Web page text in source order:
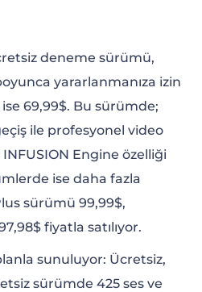
deneme sürümü,
yararlanmanıza izin
69,99$. Bu sürümde;
ile profesyonel video
Engine özelliği
ise daha fazla
sürümü 99,99$,
fiyatla satılıyor.
sunuluyor: Ücretsiz,
sürümde 425 ses ve